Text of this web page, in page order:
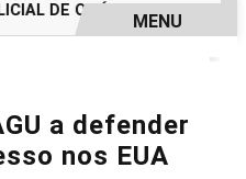
DE ORÓS REGISTRA
MENU
a defender
nos EUA